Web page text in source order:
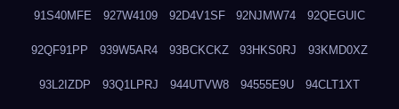
91S40MFE 927W4109 92D4V1SF 92NJMW74 92QEGUIC
92QF91PP 939W5AR4 93BCKCKZ 93HKS0RJ 93KMD0XZ
93L2IZDP 93Q1LPRJ 944UTVW8 94555E9U 94CLT1XT